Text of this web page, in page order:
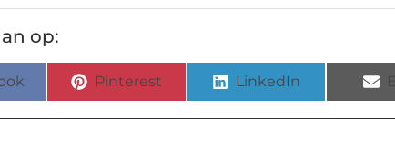
op:
Pinterest LinkedIn